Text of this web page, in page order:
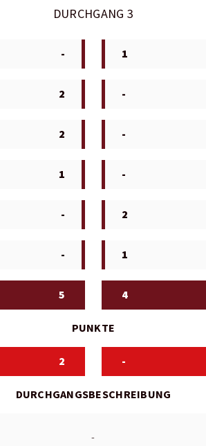
DURCHGANG 3
- 1
2 -
2 -
1 -
- 2
- 1
5 4
PUNKTE
2 -
DURCHGANGSBESCHREIBUNG
-